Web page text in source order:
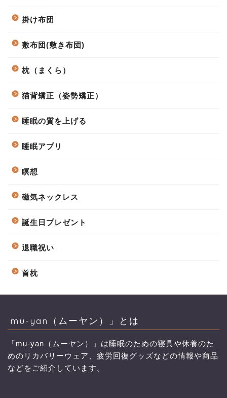
掛け布団
敷布団(敷き布団)
枕（まくら）
猫背矯正（姿勢矯正）
睡眠の質を上げる
睡眠アプリ
瞑想
磁気ネックレス
誕生日プレゼント
退職祝い
首枕
mu-yan（ムーヤン）」とは
「mu-yan（ムーヤン）」は睡眠のための寝具や休養のた
めのリカバリーウェア、疲労回復グッズなどの情報や商品
などをご紹介しています。